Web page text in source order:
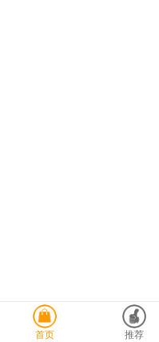
首页 推荐